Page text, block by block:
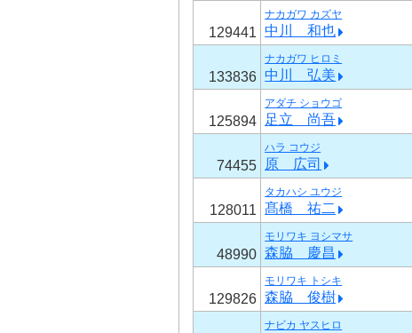
129441
ナカガワ カズヤ
中川 和也
133836
ナカガワ ヒロミ
中川 弘美
125894
アダチ ショウゴ
足立 尚吾
74455
ハラ コウジ
原 広司
128011
タカハシ ユウジ
髙橋 祐二
48990
モリワキ ヨシマサ
森脇 慶昌
129826
モリワキ トシキ
森脇 俊樹
ナビカ ヤスヒロ